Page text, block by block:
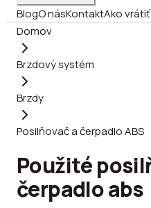
BlogO násKontaktAko
Domov
Brzdový systém
Brzdy
Posilňovač a čerpadlo ABS
Použité
čerpadlo abs